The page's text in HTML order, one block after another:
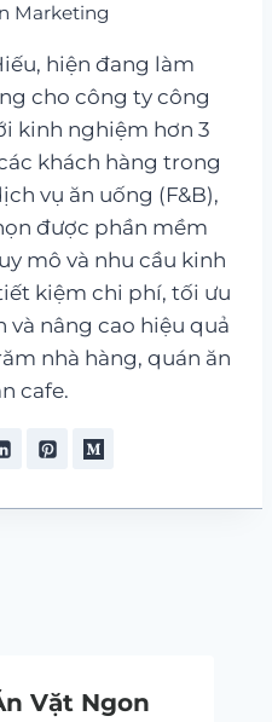
Marketing
hiện đang làm
cho công ty công
kinh nghiệm hơn 3
khách hàng trong
vụ ăn uống (F&B),
được phần mềm
mô và nhu cầu kinh
kiệm chi phí, tối ưu
và nâng cao hiệu quả
nhà hàng, quán ăn
cafe.
Vặt Ngon